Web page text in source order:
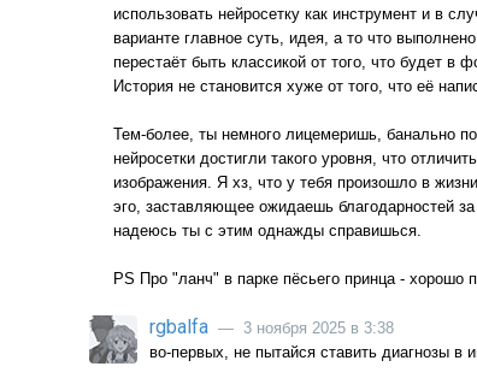
использовать нейросетку как инструмент и в
варианте главное суть, идея, а то что
перестаёт быть классикой от того, что будет в
История не становится хуже от того, что её
Тем-более, ты немного лицемеришь, банально
нейросетки достигли такого уровня, что
изображения. Я хз, что у тебя произошло в
эго, заставляющее ожидаешь благодарностей
надеюсь ты с этим однажды справишься.
PS Про "ланч" в парке пёсьего принца - хорошо
rgbalfa — 3 ноября 2025 в 3:38
во-первых, не пытайся ставить диагнозы в